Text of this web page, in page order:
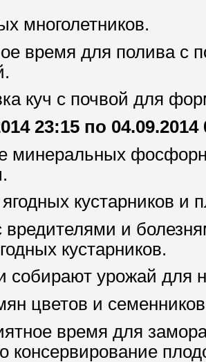
многолетников.
время для полива с
куч с почвой для
23:15 по 04.09.2014
минеральных
кустарников и
вредителями и
кустарников.
собирают урожай для
цветов и
время для
консервирование